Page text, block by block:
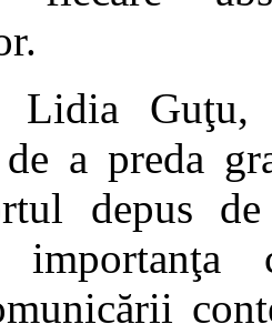
Lidia
de a preda
depus